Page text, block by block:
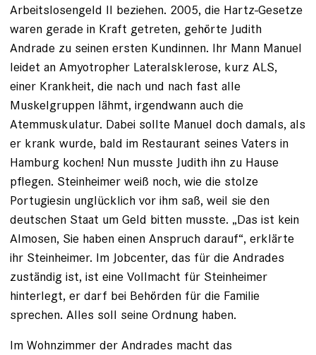
Arbeitslosengeld II beziehen. 2005, die Hartz-Gesetze
waren gerade in Kraft getreten, gehörte Judith
Andrade zu seinen ersten Kundinnen. Ihr Mann Manuel
leidet an Amyotropher Lateralskle­rose, kurz ALS,
einer Krankheit, die nach und nach fast alle
Muskelgruppen lähmt, irgendwann auch die
Atemmuskulatur. Dabei sollte ­Manuel doch damals, als
er krank wurde, bald im Restaurant seines Vaters in
Hamburg kochen! Nun musste Judith ihn zu Hause
pflegen. Steinheimer weiß noch, wie die stolze
Portugiesin unglücklich vor ihm saß, weil sie den
deutschen Staat um Geld bitten musste. „Das ist kein
Almosen, Sie haben einen Anspruch darauf“, erklärte
ihr Steinheimer. Im Jobcenter, das für die Andrades
zuständig ist, ist eine Vollmacht für Steinheimer
hinterlegt, er darf bei Behörden für die Familie
sprechen. Alles soll seine Ordnung haben.
Im Wohnzimmer der Andrades macht das